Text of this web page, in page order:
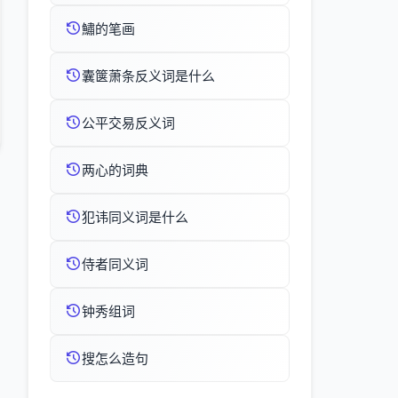
鱐的笔画
囊箧萧条反义词是什么
公平交易反义词
两心的词典
犯讳同义词是什么
侍者同义词
钟秀组词
搜怎么造句